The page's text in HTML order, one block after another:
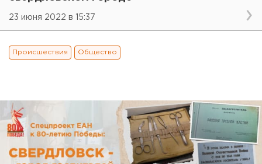
23 июня 2022 в 15:37
Происшествия Общество